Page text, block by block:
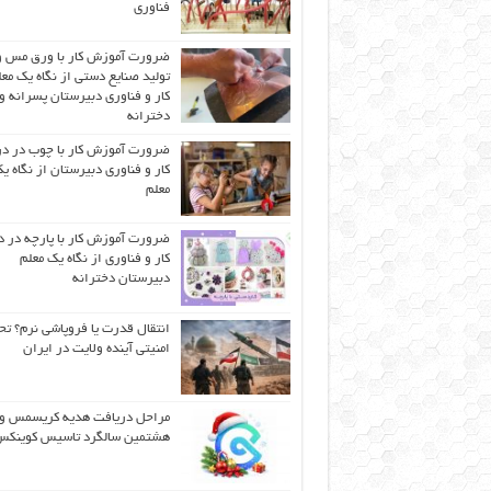
فناوری
ضرورت آموزش کار با ورق مس
تولید صنایع دستی از نگاه یک
کار و فناوری دبیرستان پسرانه و
دخترانه
ضرورت آموزش کار با چوب در
کار و فناوری دبیرستان از نگاه
معلم
ضرورت آموزش کار با پارچه
کار و فناوری از نگاه یک معلم
دبیرستان دخترانه
انتقال قدرت یا فروپاشی نرم؟
امنیتی آینده ولایت در ایران
مراحل دریافت هدیه کریسمس و
هشتمین سالگرد تاسیس